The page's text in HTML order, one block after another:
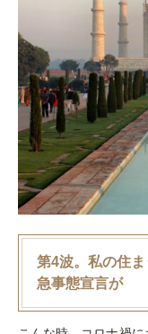
第4波。私の住
急事態宣言が